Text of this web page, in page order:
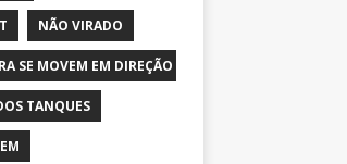
NÃO VIRADO
SE MOVEM EM DIREÇÃO AO PERSONAGEM E
TANQUES